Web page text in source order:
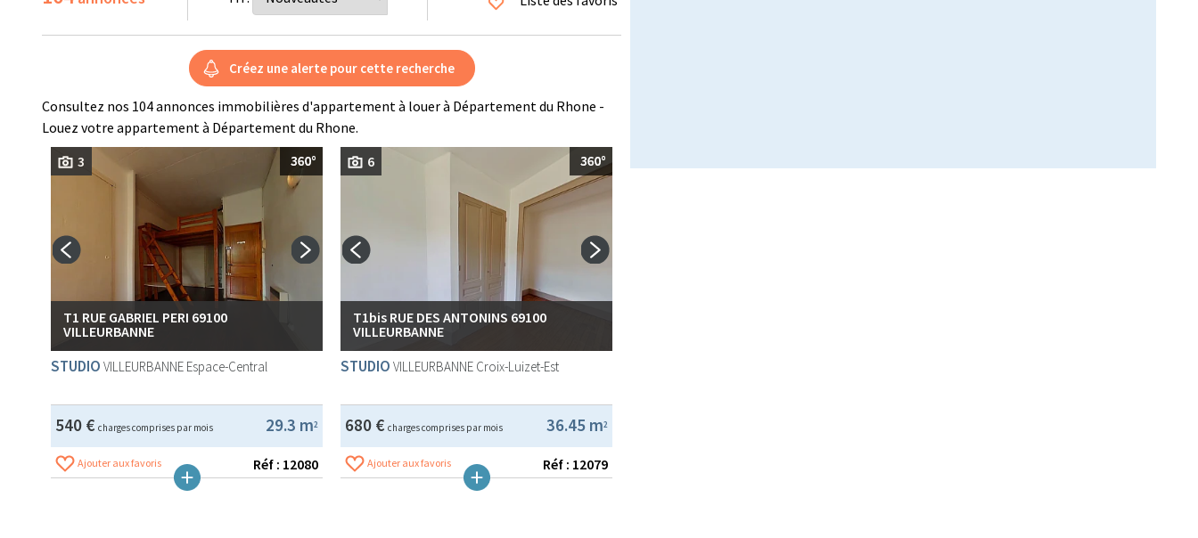
Consultez nos 104 annonces immobilières d'appartement à louer à Département du Rhone -
Louez votre appartement à Département du Rhone.
3
T1 RUE GABRIEL PERI 69100
VILLEURBANNE
STUDIO VILLEURBANNE Espace-Central
29.3 m2
540 € charges comprises par mois
Ajouter aux favoris Réf : 12080
6
T1bis RUE DES ANTONINS 69100
VILLEURBANNE
STUDIO VILLEURBANNE Croix-Luizet-Est
36.45 m2
680 € charges comprises par mois
Ajouter aux favoris Réf : 12079